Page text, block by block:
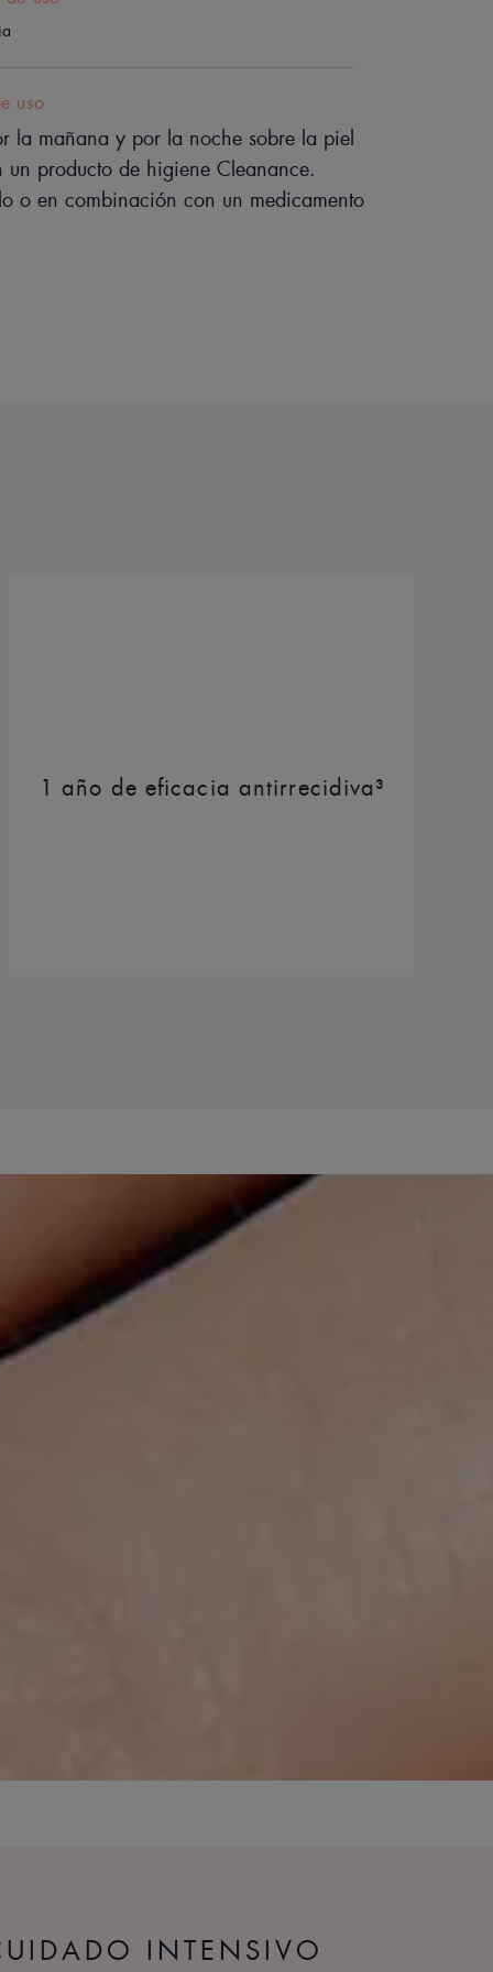
resultados rápidos y duraderos
visibles e invisibles.
antiacné hasta 1 año después de su
de Comedoclastin™**, desaparece
2 aplicaciones al día durante 12 semanas, 51 sujetos.
uso
la mañana y por la noche sobre la piel
un producto de higiene Cleanance.
o en combinación con un medicamento
1 año de eficacia antirrecidiva³
INTENSIVO